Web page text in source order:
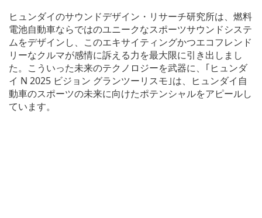
ヒュンダイのサウンドデザイン・リサーチ研究所は、燃料
電池自動車ならではのユニークなスポーツサウンドシステ
ムをデザインし、このエキサイティングかつエコフレンド
リーなクルマが感情に訴える力を最大限に引き出しまし
た。こういった未来のテクノロジーを武器に、｢ヒュンダ
イ N 2025 ビジョン グランツーリスモ｣は、ヒュンダイ自
動車のスポーツの未来に向けたポテンシャルをアピールし
ています。